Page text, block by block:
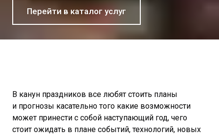
Перейти в каталог услуг
В канун праздников все любят стоить планы
и прогнозы касательно того какие возможности
может принести с собой наступающий год, чего
стоит ожидать в плане событий, технологий, новых